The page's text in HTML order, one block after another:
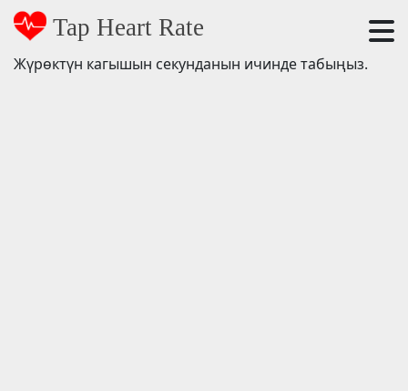
Tap Heart Rate
Жүрөктүн кагышын секунданын ичинде табыңыз.